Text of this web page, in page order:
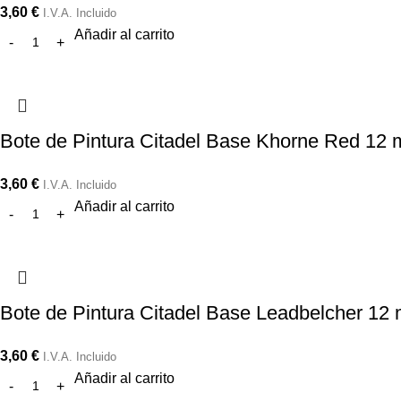
3,60 € I.V.A. Incluido
Añadir al carrito
Bote de Pintura Citadel Base Khorne Red 12
3,60 € I.V.A. Incluido
Añadir al carrito
Bote de Pintura Citadel Base Leadbelcher 12
3,60 € I.V.A. Incluido
Añadir al carrito